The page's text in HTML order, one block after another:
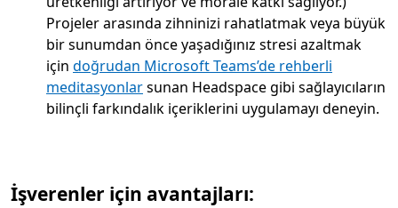
Projeler arasında zihninizi rahatlatmak veya büyük
bir sunumdan önce yaşadığınız stresi azaltmak
için doğrudan Microsoft Teams’de rehberli
meditasyonlarsunan Headspace gibi sağlayıcıların
bilinçli farkındalık içeriklerini uygulamayı deneyin.
İşverenler için avantajları: